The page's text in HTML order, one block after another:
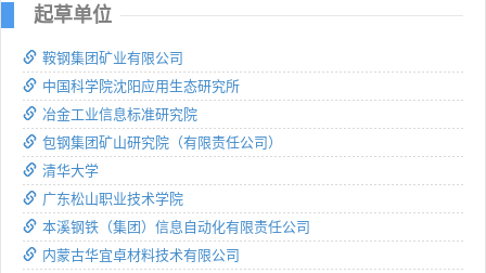
起草单位
鞍钢集团矿业有限公司
中国科学院沈阳应用生态研究所
冶金工业信息标准研究院
包钢集团矿山研究院（有限责任公司）
清华大学
广东松山职业技术学院
本溪钢铁（集团）信息自动化有限责任公司
内蒙古华宜卓材料技术有限公司